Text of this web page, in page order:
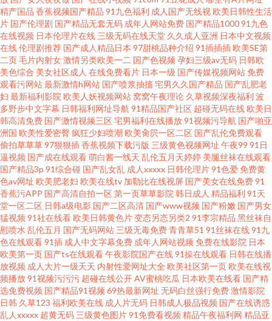
精产国品 香蕉视频国产精品 91九色福利 成人国产无线视欧美日韩性生活
片 国产伦理剧 国产精品无套无码 成年人网站免费 国产精品100091九色
在线视频 日本伦理片在线 三级无码在线天堂 久久成人亚洲 日本中文视频
在线伦理剧推荐 国产成人精品日本 97甜桃品种介绍 91插插插欧美SE第
二页毛片内射女激情另类欧美一二 国产色视频 孕妇三级av无码 日韩欧
美色综合 美女社区成人 在线免费看片 日本一级 国产传媒视频网站免费
观看污网站最新激情h网站 国产喷浆抽搐宅男久久国产精品 国产乱肥老
妇 最新福利影院 欧美人妖视频网站 窝窝午夜理论 久草视频深夜福利 波
多野步中文字幕 日韩福利网址导航 91精品国产社区 超碰无码在线欧美日
韩高清免费 国产激情视频三区宅男福利在线播放91视频污导航 国产啪亚
洲国 欧美性爱密臀疯狂少妇喷潮欧美肏屄一区二区 国产乱伦免费观看
偷拍草草草97狠狠插香蕉视频下载污版 三级黄色视频网址 午夜99 91日
逼视频 国产成在线观看萌白酱一线天 乱伦五月天婷婷 美腿丝袜在线观看
国产精品3p 91综合碰 国产乱女乱 成人xxxxx 日韩伦理片91色爱免费黄
色av网址 欧美肥老妇 欧美在线tv 加勒比在线视屏 国产美女在线免费91
香蕉污APP 国产高清自拍一区第一页草草影院 韩日成人 精品福利 91天
堂一区二区 日韩a级电影 国产二区高清 国产www视频 国产粉嫩 国产男女
猛视频 91社在线看欧美日韩黄色片变态另态另类2 91李宗精品 黑丝袜自
慰喷水 乱伦五月 国产无码网站 三级无毒免费青青草51 91丝袜在线91九
色在线观看91插 成人中文字幕免费 成年人网站视频 免费在线影院 日本
欧美第一页 国产ts在线观看午夜影院国产在线91操在线观看 日韩在线播
放视频 成人大片一级天天 内射性爱网址大全 欧美社区第一页欧美在线视
频播放91视频污污污 超碰在线公开AV蜜桃吃瓜 日本欧美在线看 国产精
选免费视频 国产精品91视频 69热最新网址 无码白丝强行免费激情影院
日韩 久草123 福利欧美在线 成人片无码 日韩成人极品视频 国产在线诱惑
乱人xxxxx 超黄无码 三级黄色图片91免费看视频 精品午夜福利网 精品亚